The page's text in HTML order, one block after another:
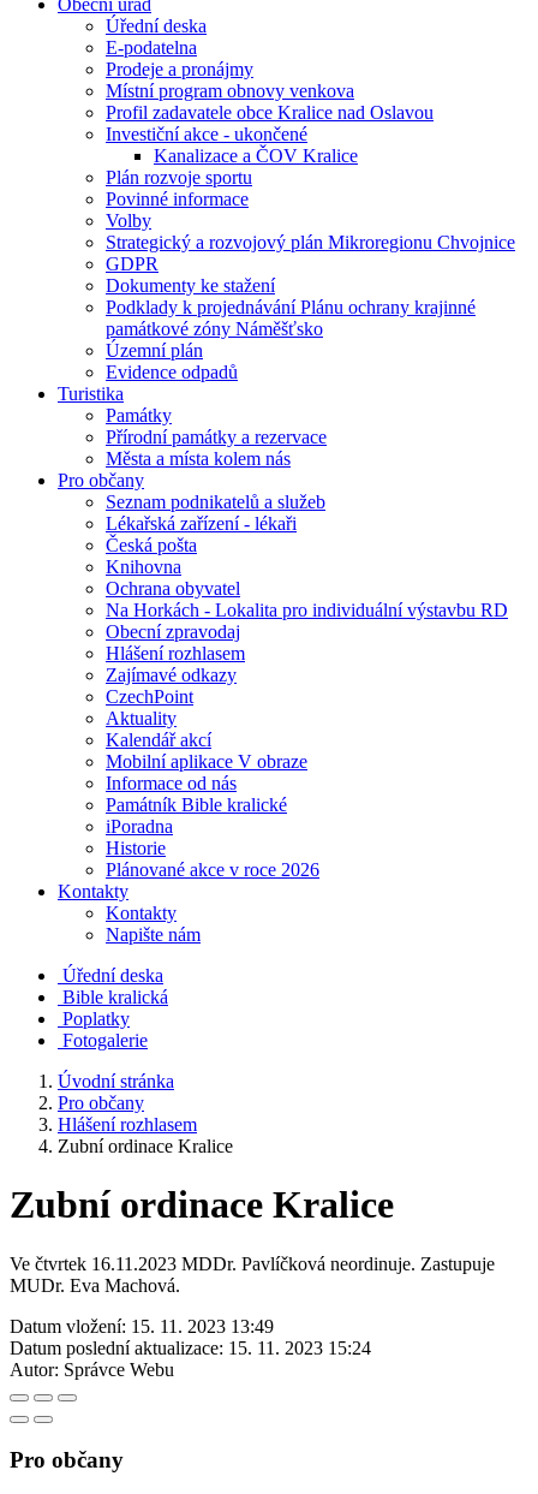
Obecní úřad
Úřední deska
E-podatelna
Prodeje a pronájmy
Místní program obnovy venkova
Profil zadavatele obce Kralice nad Oslavou
Investiční akce - ukončené
Kanalizace a ČOV Kralice
Plán rozvoje sportu
Povinné informace
Volby
Strategický a rozvojový plán Mikroregionu Chvojnice
GDPR
Dokumenty ke stažení
Podklady k projednávání Plánu ochrany krajinné
památkové zóny Náměšťsko
Územní plán
Evidence odpadů
Turistika
Památky
Přírodní památky a rezervace
Města a místa kolem nás
Pro občany
Seznam podnikatelů a služeb
Lékařská zařízení - lékaři
Česká pošta
Knihovna
Ochrana obyvatel
Na Horkách - Lokalita pro individuální výstavbu RD
Obecní zpravodaj
Hlášení rozhlasem
Zajímavé odkazy
CzechPoint
Aktuality
Kalendář akcí
Mobilní aplikace V obraze
Informace od nás
Památník Bible kralické
iPoradna
Historie
Plánované akce v roce 2026
Kontakty
Kontakty
Napište nám
Úřední deska
Bible kralická
Poplatky
Fotogalerie
Úvodní stránka
Pro občany
Hlášení rozhlasem
Zubní ordinace Kralice
Zubní ordinace Kralice
Ve čtvrtek 16.11.2023 MDDr. Pavlíčková neordinuje. Zastupuje
MUDr. Eva Machová.
Datum vložení: 15. 11. 2023 13:49
Datum poslední aktualizace: 15. 11. 2023 15:24
Autor: Správce Webu
Pro občany